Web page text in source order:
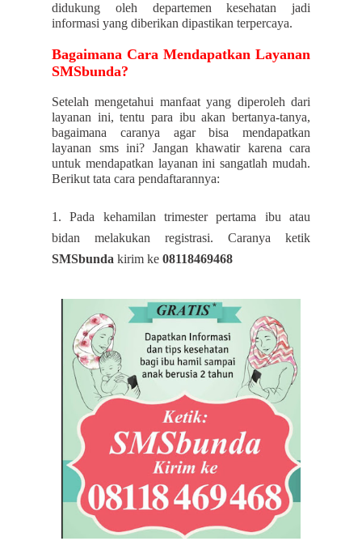
didukung oleh departemen kesehatan jadi
informasi yang diberikan dipastikan terpercaya.
Bagaimana Cara Mendapatkan Layanan
SMSbunda?
Setelah mengetahui manfaat yang diperoleh dari
layanan ini, tentu para ibu akan bertanya-tanya,
bagaimana caranya agar bisa mendapatkan
layanan sms ini? Jangan khawatir karena cara
untuk mendapatkan layanan ini sangatlah mudah.
Berikut tata cara pendaftarannya:
1. Pada kehamilan trimester pertama ibu atau
bidan melakukan registrasi. Caranya ketik
SMSbunda kirim ke 08118469468